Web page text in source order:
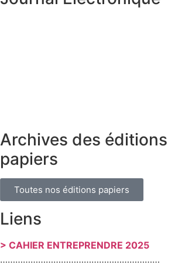
Archives des éditions
papiers
Toutes nos éditions papiers
Liens
> CAHIER ENTREPRENDRE 2025
………………………………………………………